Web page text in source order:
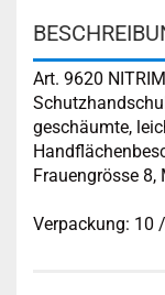
Art. 9620
geschäumte,
Frauengrösse 8,
Verpackung: 10